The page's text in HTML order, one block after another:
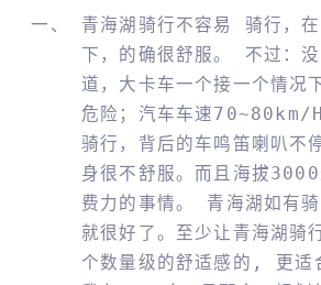
青海湖骑行不容易 骑行，
下，的确很舒服。 不过：没
道，大卡车一个接一个情况
危险；汽车车速70~80km/
骑行，背后的车鸣笛喇叭不
身很不舒服。而且海拔
费力的事情。 青海湖如有
就很好了。至少让青海湖骑
个数量级的舒适感的, 更适